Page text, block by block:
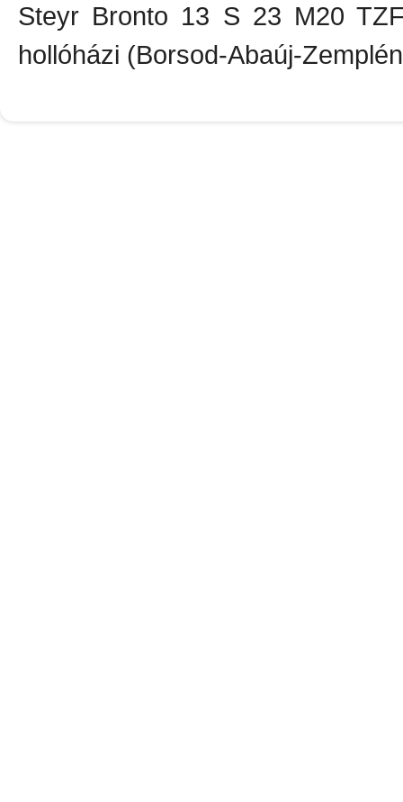
Steyr Bronto 13 S 23 M20
hollóházi (Borsod-Abaúj-